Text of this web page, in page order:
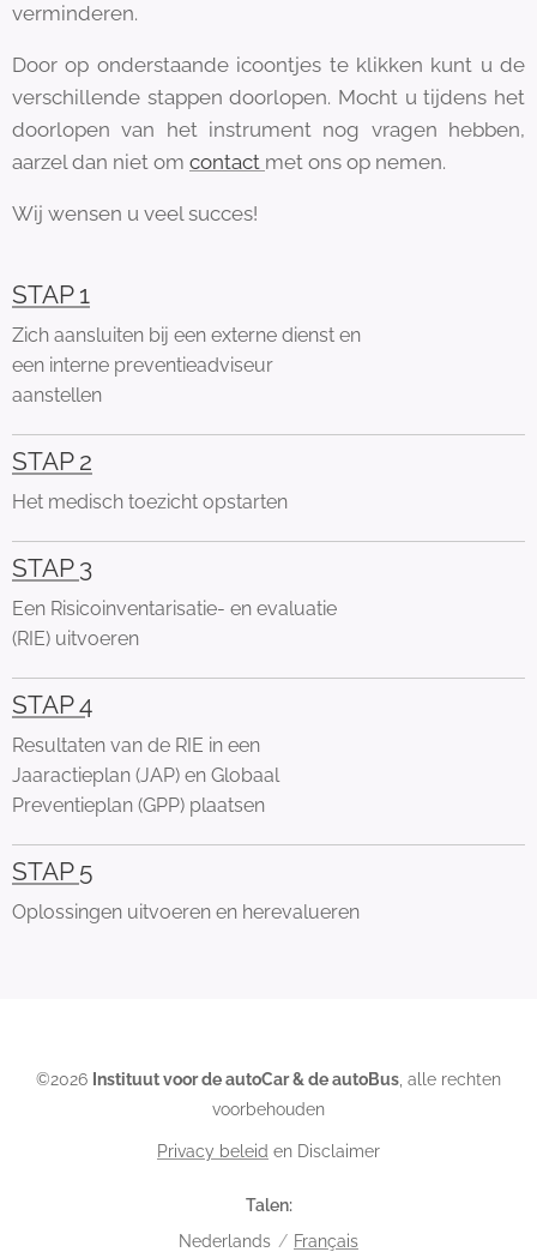
verminderen.
Door op onderstaande icoontjes te klikken kunt u de
verschillende stappen doorlopen. Mocht u tijdens het
doorlopen van het instrument nog vragen hebben,
aarzel dan niet om contact met ons op nemen.
Wij wensen u veel succes!
STAP 1
Zich aansluiten bij een externe dienst en
een interne preventieadviseur
aanstellen
STAP 2
Het medisch toezicht opstarten
STAP 3
Een Risicoinventarisatie- en evaluatie
(RIE) uitvoeren
STAP 4
Resultaten van de RIE in een
Jaaractieplan (JAP) en Globaal
Preventieplan (GPP) plaatsen
STAP 5
Oplossingen uitvoeren en herevalueren
©2026 Instituut voor de autoCar & de autoBus, alle rechten
voorbehouden
Privacy beleid en Disclaimer
Talen
Nederlands
Français